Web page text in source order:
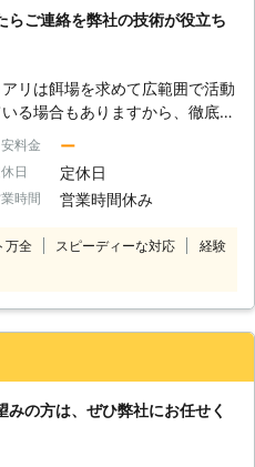
らご連絡を弊社の技術が役立ち
リは餌場を求めて広範囲で活動
いる場合もありますから、徹底し
策を行うためには生態を熟知し、
な対応を行っていかなければなり
。弊社では薬剤を使いながらも
染や健康被害をもたらすことな
ています。シロアリによる建物
て対応が必要かどうか見極め、
料金 ー
日 定休日
時間 営業時間休み
万全 スピーディーな対応
経験
の方は、ぜひ弊社にお任せく